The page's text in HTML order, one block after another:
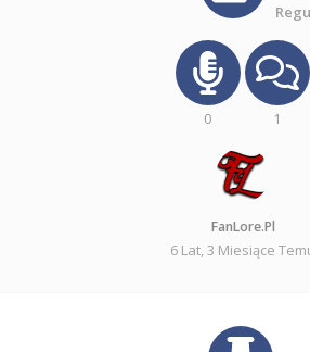
0 1
FanLore.pl
6 Lat, 3 Miesiące